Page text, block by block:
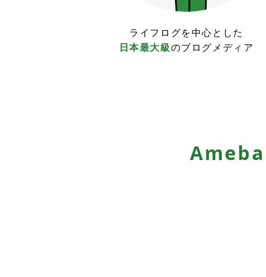
ライフログを中心とした
日本最大級のブログメディア
Ameba